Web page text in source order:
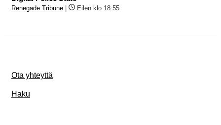
Renegade Tribune | Eilen klo 18:55
Ota yhteyttä
Haku